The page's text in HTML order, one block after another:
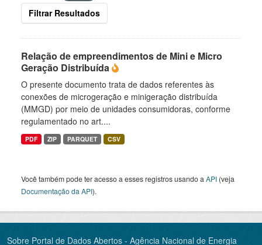
Filtrar Resultados
Relação de empreendimentos de Mini e Micro
Geração Distribuída
O presente documento trata de dados referentes às
conexões de microgeração e minigeração distribuída
(MMGD) por meio de unidades consumidoras, conforme
regulamentado no art....
PDF ZIP PARQUET CSV
Você também pode ter acesso a esses registros usando a API (veja
Documentação da API).
Sobre Portal de Dados Abertos - Agência Nacional de Energia